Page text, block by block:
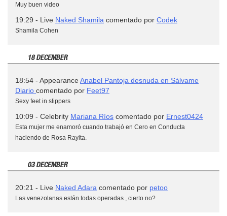
Muy buen video
19:29 - Live Naked Shamila comentado por Codek
Shamila Cohen
18 DECEMBER
18:54 - AppearanceAnabel Pantoja desnuda en Sálvame
Diario comentado por Feet97
Sexy feet in slippers
10:09 - Celebrity Mariana Ríos comentado por Ernest0424
Esta mujer me enamoró cuando trabajó en Cero en Conducta
haciendo de Rosa Rayita.
03 DECEMBER
20:21 - Live Naked Adara comentado por petoo
Las venezolanas están todas operadas , cierto no?